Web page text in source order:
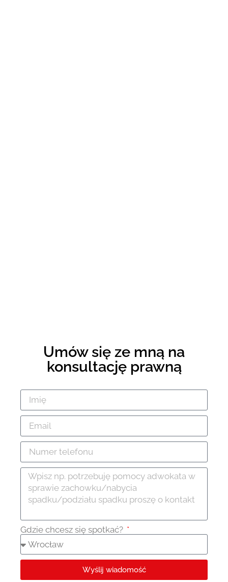
Umów się ze mną na
konsultację prawną
Gdzie chcesz się spotkać?
Wyślij wiadomość